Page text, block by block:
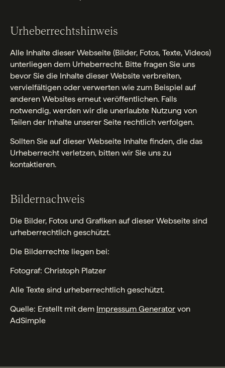
Urheberrechtshinweis
Alle Inhalte dieser Webseite (Bilder, Fotos, Texte, Videos)
unterliegen dem Urheberrecht. Bitte fragen Sie uns
bevor Sie die Inhalte dieser Website verbreiten,
vervielfältigen oder verwerten wie zum Beispiel auf
anderen Websites erneut veröffentlichen. Falls
notwendig, werden wir die unerlaubte Nutzung von
Teilen der Inhalte unserer Seite rechtlich verfolgen.
Sollten Sie auf dieser Webseite Inhalte finden, die das
Urheberrecht verletzen, bitten wir Sie uns zu
kontaktieren.
Bildernachweis
Die Bilder, Fotos und Grafiken auf dieser Webseite sind
urheberrechtlich geschützt.
Die Bilderrechte liegen bei:
Fotograf: Christoph Platzer
Alle Texte sind urheberrechtlich geschützt.
Quelle: Erstellt mit dem Impressum Generator von
AdSimple